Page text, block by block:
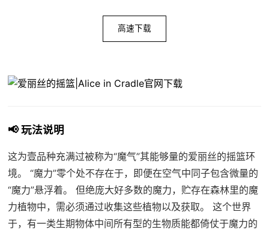
高速下载
📢 玩法说明
这为壹品种充满过被称为“魔气”其能够量的爱丽丝的摇篮环
境。 “魔力”零个处不存在于，即便在空气中同子包含微量的
“魔力”悬浮着。 但绝庞大好多数的魔力，贮存在森林里的魔
力植物中，需必须通过收集这些植物以及获取。 这个世界
于，有一类生期物体中间所有型的生物质能都倚仗于魔力的